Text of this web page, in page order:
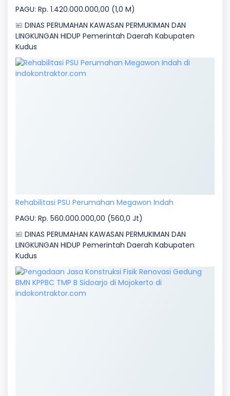
PAGU: Rp. 1.420.000.000,00 (1,0 M)
DINAS PERUMAHAN KAWASAN PERMUKIMAN DAN
LINGKUNGAN HIDUP Pemerintah Daerah Kabupaten
Kudus
Rehabilitasi PSU Perumahan Megawon Indah
PAGU: Rp. 560.000.000,00 (560,0 Jt)
DINAS PERUMAHAN KAWASAN PERMUKIMAN DAN
LINGKUNGAN HIDUP Pemerintah Daerah Kabupaten
Kudus